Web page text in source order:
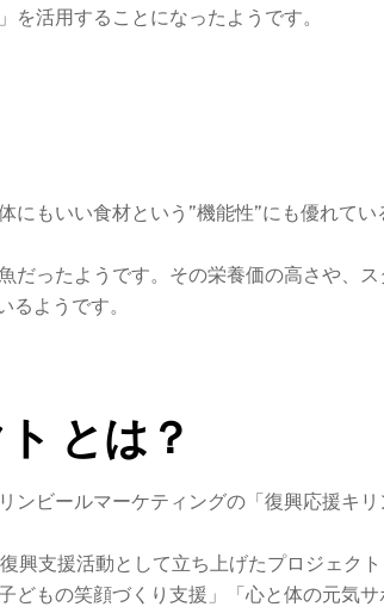
活用することになったようです。
にもいい食材という”機能性”にも優れてい
だったようです。その栄養価の高さや、ス
るようです。
とは？
ンビールマーケティングの「復興応援キリ
興支援活動として立ち上げたプロジェクト
どもの笑顔づくり支援」「心と体の元気サ